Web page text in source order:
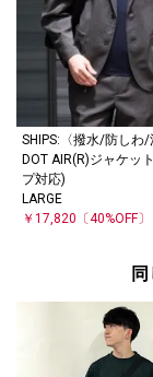
SHIPS:〈撥水/防しわ/
DOT AIR(R)ジャケッ
プ対応)
LARGE
￥17,820 〔40%OFF〕